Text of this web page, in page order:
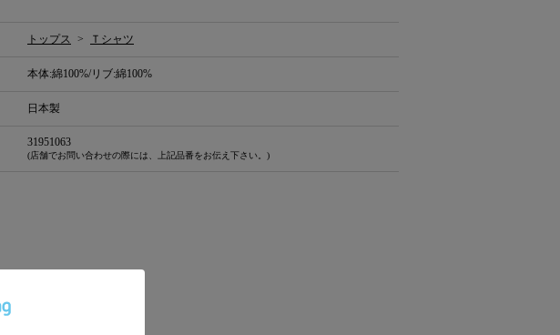
トップス > Ｔシャツ
本体:綿100%/リブ:綿100%
日本製
31951063
(店舗でお問い合わせの際には、上記品番をお伝え下さい。)